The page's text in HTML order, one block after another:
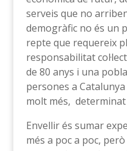
serveis que no
demogràfic no és un
repte que requereix
responsabilitat
de 80 anys i una
persones a
molt més,
Envellir és sumar
més a poc a poc,